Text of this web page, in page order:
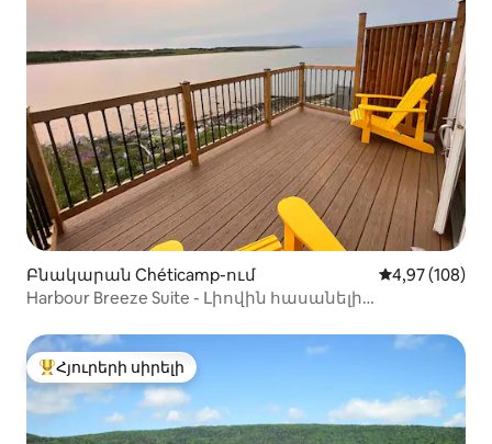
Բնակարան Chéticamp-ում Միջին
4,97 (108)
Harbour Breeze Suite - Լիովին հասանելի
Հյուրերի սիրելի լավագույն տները
Հյուրերի սիրելի